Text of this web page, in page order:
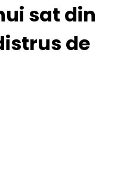
sat din
de